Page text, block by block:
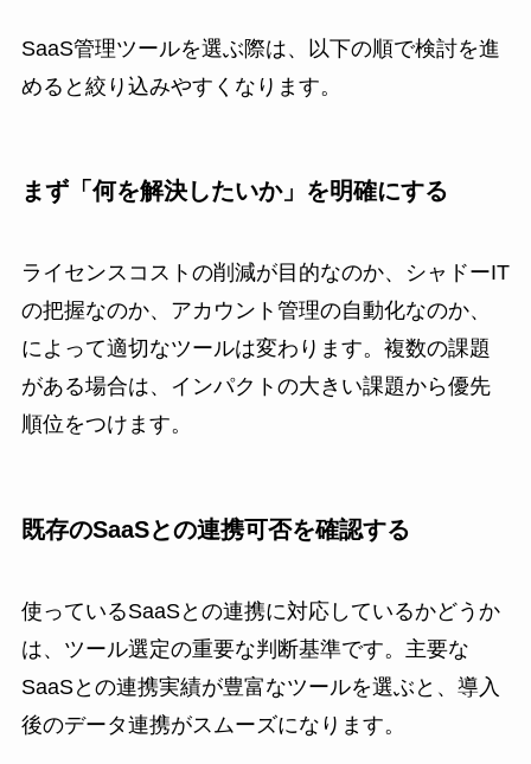
SaaS管理ツールを選ぶ際は、以下の順で検討を進
めると絞り込みやすくなります。
まず「何を解決したいか」を明確にする
ライセンスコストの削減が目的なのか、シャドーIT
の把握なのか、アカウント管理の自動化なのか、
によって適切なツールは変わります。複数の課題
がある場合は、インパクトの大きい課題から優先
順位をつけます。
既存のSaaSとの連携可否を確認する
使っているSaaSとの連携に対応しているかどうか
は、ツール選定の重要な判断基準です。主要な
SaaSとの連携実績が豊富なツールを選ぶと、導入
後のデータ連携がスムーズになります。